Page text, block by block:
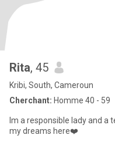
Rita, 45
Kribi, South, Cameroun
Cherchant: Homme 40 - 59
Im a responsible lady and
my dreams here❤️